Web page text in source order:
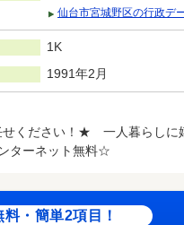
仙台市宮城野区の行政デ
1K
1991年2月
ください！★ 一人暮らしに
ンターネット無料☆
料・簡単2項目！